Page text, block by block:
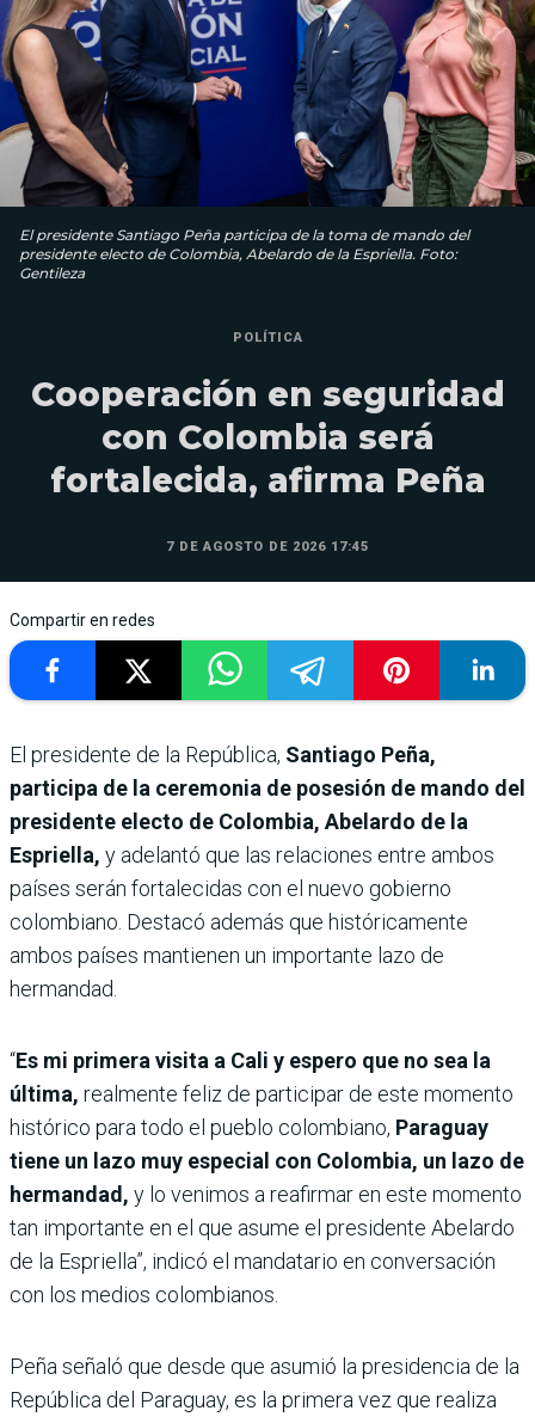
El presidente Santiago Peña participa de la toma de mando del
presidente electo de Colombia, Abelardo de la Espriella. Foto:
Gentileza
POLÍTICA
Cooperación en seguridad
con Colombia será
fortalecida, afirma Peña
7 DE AGOSTO DE 2026 17:45
Compartir en redes
El presidente de la República, Santiago Peña,
participa de la ceremonia de posesión de mando del
presidente electo de Colombia, Abelardo de la
Espriella, y adelantó que las relaciones entre ambos
países serán fortalecidas con el nuevo gobierno
colombiano. Destacó además que históricamente
ambos países mantienen un importante lazo de
hermandad.
“Es mi primera visita a Cali y espero que no sea la
última, realmente feliz de participar de este momento
histórico para todo el pueblo colombiano, Paraguay
tiene un lazo muy especial con Colombia, un lazo de
hermandad, y lo venimos a reafirmar en este momento
tan importante en el que asume el presidente Abelardo
de la Espriella”, indicó el mandatario en conversación
con los medios colombianos.
Peña señaló que desde que asumió la presidencia de la
República del Paraguay, es la primera vez que realiza